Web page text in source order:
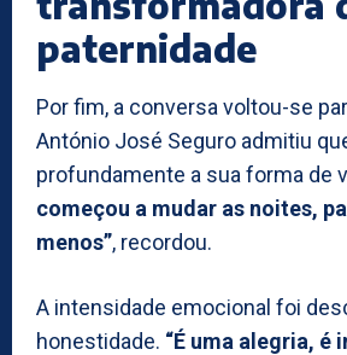
paternidade
Por fim, a conversa voltou-se
António José Seguro admitiu
profundamente a sua forma de
começou a mudar as noites,
menos”, recordou.
A intensidade emocional foi
honestidade. “É uma alegria, é